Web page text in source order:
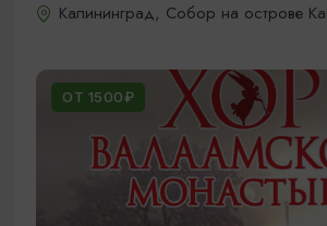
Калининград, Собор на острове
ОТ 1500₽